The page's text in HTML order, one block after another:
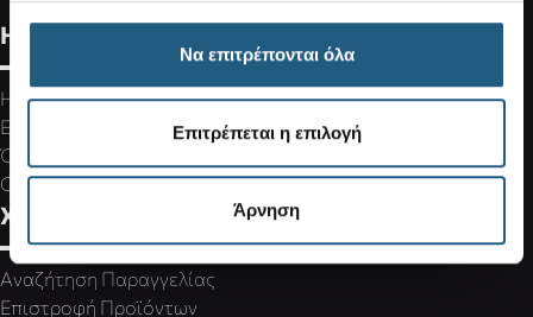
Να επιτρέπονται όλα
Επιτρέπεται η επιλογή
Άρνηση
Η Εταιρεία
Η Crocs
Ευκαιρίες Καριέρας
Όροι Χρήσης
Cookies Policy
Χρήσιμα links
Αναζήτηση Παραγγελίας
Επιστροφή Προϊόντων